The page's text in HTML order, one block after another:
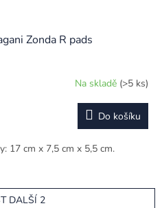
Zonda R pads
Na skladě (>5 ks)
Do košíku
17 cm x 7,5 cm x 5,5 cm.
DALŠÍ 2